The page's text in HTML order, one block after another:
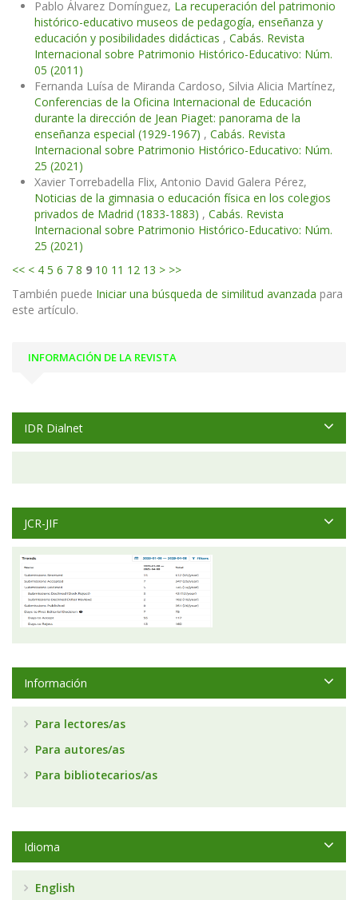
Pablo Álvarez Domínguez, La recuperación del patrimonio
histórico-educativo museos de pedagogía, enseñanza y
educación y posibilidades didácticas , Cabás. Revista
Internacional sobre Patrimonio Histórico-Educativo: Núm.
05 (2011)
Fernanda Luísa de Miranda Cardoso, Silvia Alicia Martínez,
Conferencias de la Oficina Internacional de Educación
durante la dirección de Jean Piaget: panorama de la
enseñanza especial (1929-1967) , Cabás. Revista
Internacional sobre Patrimonio Histórico-Educativo: Núm.
25 (2021)
Xavier Torrebadella Flix, Antonio David Galera Pérez,
Noticias de la gimnasia o educación física en los colegios
privados de Madrid (1833-1883) , Cabás. Revista
Internacional sobre Patrimonio Histórico-Educativo: Núm.
25 (2021)
<< < 4 5 6 7 8 9 10 11 12 13 > >>
También puede Iniciar una búsqueda de similitud avanzada para
este artículo.
INFORMACIÓN DE LA REVISTA
IDR Dialnet
JCR-JIF
Información
Para lectores/as
Para autores/as
Para bibliotecarios/as
Idioma
English